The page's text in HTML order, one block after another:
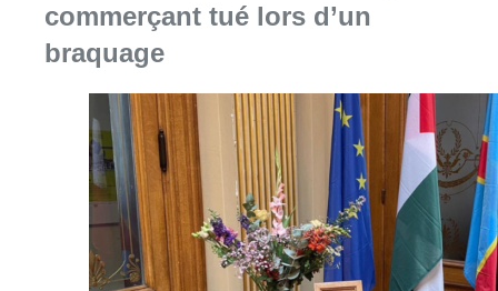
commerçant tué lors d’un
braquage